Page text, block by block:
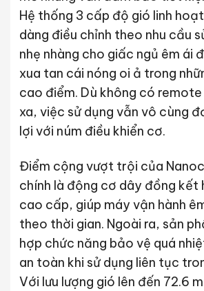
Hệ thống 3 cấp độ gió linh
dàng điều chỉnh theo nhu cầu
nhẹ nhàng cho giấc ngủ êm ái
xua tan cái nóng oi ả trong
cao điểm. Dù không có
xa, việc sử dụng vẫn vô cùng
lợi với núm điều khiển cơ.
Điểm cộng vượt trội của
chính là động cơ dây đồng kết
cao cấp, giúp máy vận hành
theo thời gian. Ngoài ra, sản
hợp chức năng bảo vệ quá
an toàn khi sử dụng liên tục
Với lưu lượng gió lên đến 72.6